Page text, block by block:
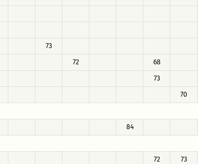
73
72
68
73
70
84
72
73